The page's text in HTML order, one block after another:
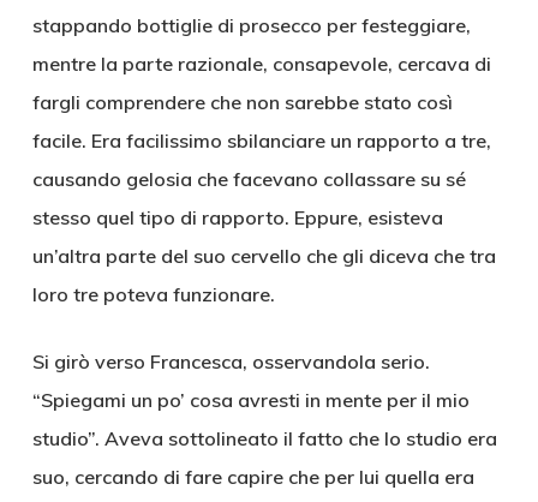
stappando bottiglie di prosecco per festeggiare,
mentre la parte razionale, consapevole, cercava di
fargli comprendere che non sarebbe stato così
facile. Era facilissimo sbilanciare un rapporto a tre,
causando gelosia che facevano collassare su sé
stesso quel tipo di rapporto. Eppure, esisteva
un’altra parte del suo cervello che gli diceva che tra
loro tre poteva funzionare.
Si girò verso Francesca, osservandola serio.
“Spiegami un po’ cosa avresti in mente per il mio
studio”. Aveva sottolineato il fatto che lo studio era
suo, cercando di fare capire che per lui quella era